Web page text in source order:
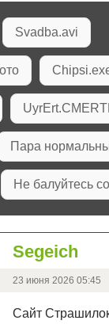
Svadba.avi
Пара
Не балуйтесь
Segeich
23 июня 2026 05:45
Сайт